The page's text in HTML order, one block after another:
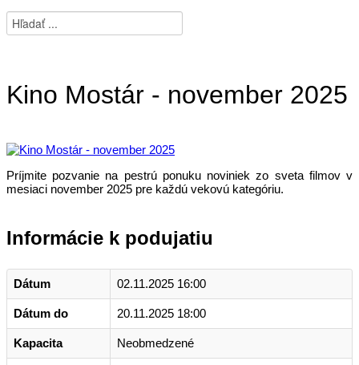
Kino Mostár - november 2025
Príjmite pozvanie na pestrú ponuku noviniek zo sveta filmov v
mesiaci november 2025 pre každú vekovú kategóriu.
Informácie k podujatiu
Dátum 02.11.2025 16:00
Dátum do 20.11.2025 18:00
Kapacita Neobmedzené